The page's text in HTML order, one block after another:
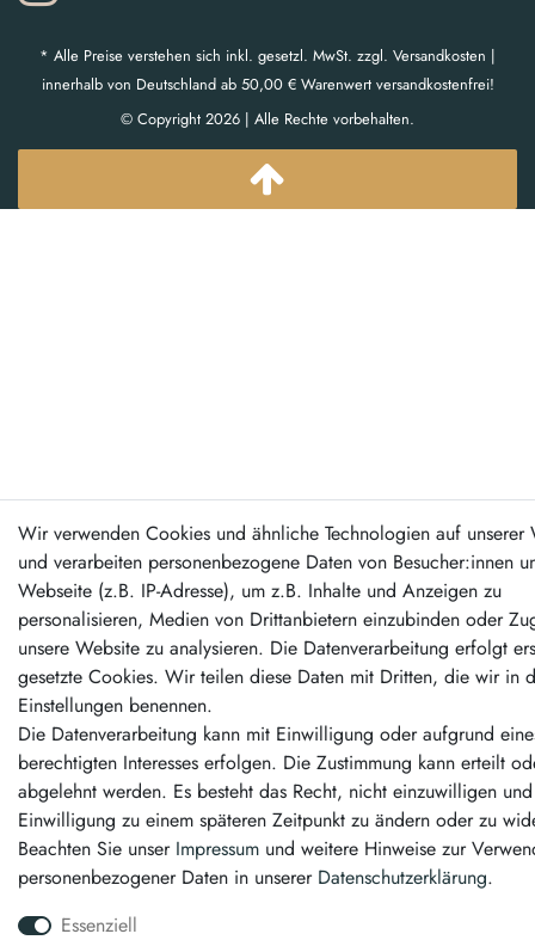
* Alle Preise verstehen sich inkl. gesetzl. MwSt. zzgl. Versandkosten |
innerhalb von Deutschland ab 50,00 € Warenwert versandkostenfrei!
© Copyright 2026 | Alle Rechte vorbehalten.
Wir verwenden Cookies und ähnliche Technologien auf unserer
und verarbeiten personenbezogene Daten von Besucher:innen
Webseite (z.B. IP-Adresse), um z.B. Inhalte und Anzeigen zu
personalisieren, Medien von Drittanbietern einzubinden oder
unsere Website zu analysieren. Die Datenverarbeitung erfolgt
gesetzte Cookies. Wir teilen diese Daten mit Dritten, die wir in
Einstellungen benennen.
Die Datenverarbeitung kann mit Einwilligung oder aufgrund
berechtigten Interesses erfolgen. Die Zustimmung kann erteilt
abgelehnt werden. Es besteht das Recht, nicht einzuwilligen
Einwilligung zu einem späteren Zeitpunkt zu ändern oder zu
Beachten Sie unser Impressum und weitere Hinweise zur
personenbezogener Daten in unserer Daten­schutz­erklärung.
Essenziell